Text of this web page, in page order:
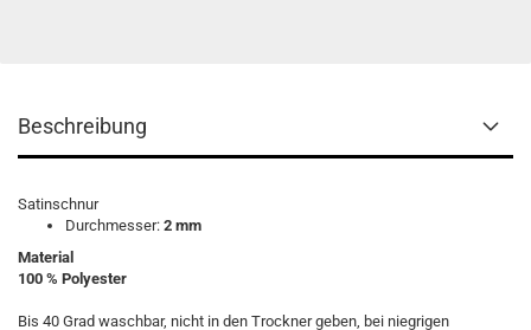
Beschreibung
Satinschnur
Durchmesser: 2 mm
Material
100 % Polyester
Bis 40 Grad waschbar, nicht in den Trockner geben, bei niegrigen